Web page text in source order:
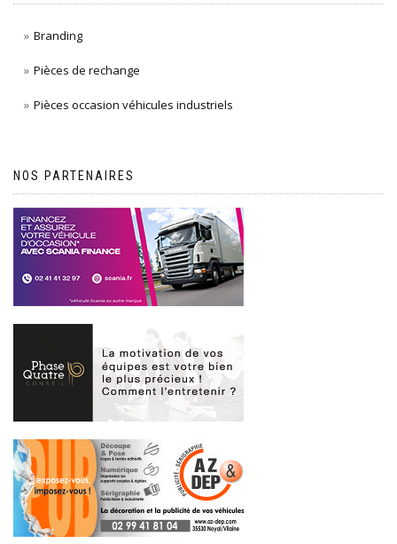
Branding
Pièces de rechange
Pièces occasion véhicules industriels
NOS PARTENAIRES